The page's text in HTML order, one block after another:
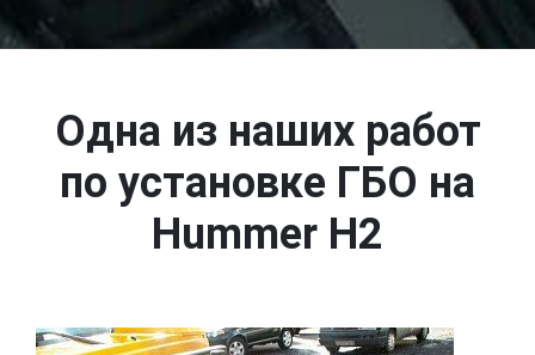
Одна из наших работ
по установке ГБО на
Hummer H2